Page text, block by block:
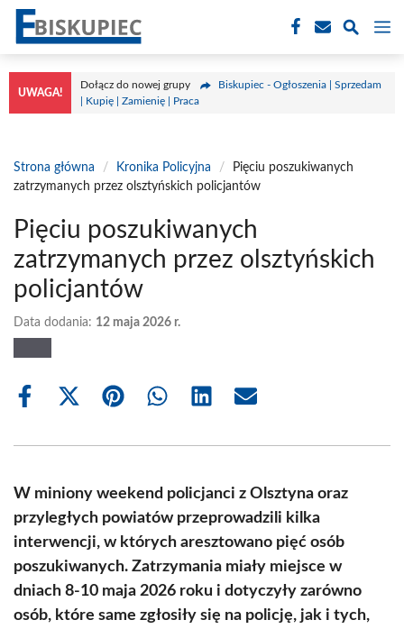
Przejdź
treści
UWAGA!
Dołącz do nowej grupy
Biskupiec - Ogłoszenia | Sprzedam
| Kupię | Zamienię | Praca
Strona główna / Kronika Policyjna /
Pięciu poszukiwanych
zatrzymanych przez olsztyńskich policjantów
Pięciu poszukiwanych
zatrzymanych przez olsztyńskich
policjantów
Data dodania: 12 maja 2026 r.
Share
Share
(Twitter)
Share Share Share Share
W miniony weekend policjanci z Olsztyna oraz
przyległych powiatów przeprowadzili kilka
interwencji, w których aresztowano pięć osób
poszukiwanych. Zatrzymania miały miejsce w
dniach 8-10 maja 2026 roku i dotyczyły zarówno
osób, które same zgłosiły się na policję, jak i tych,